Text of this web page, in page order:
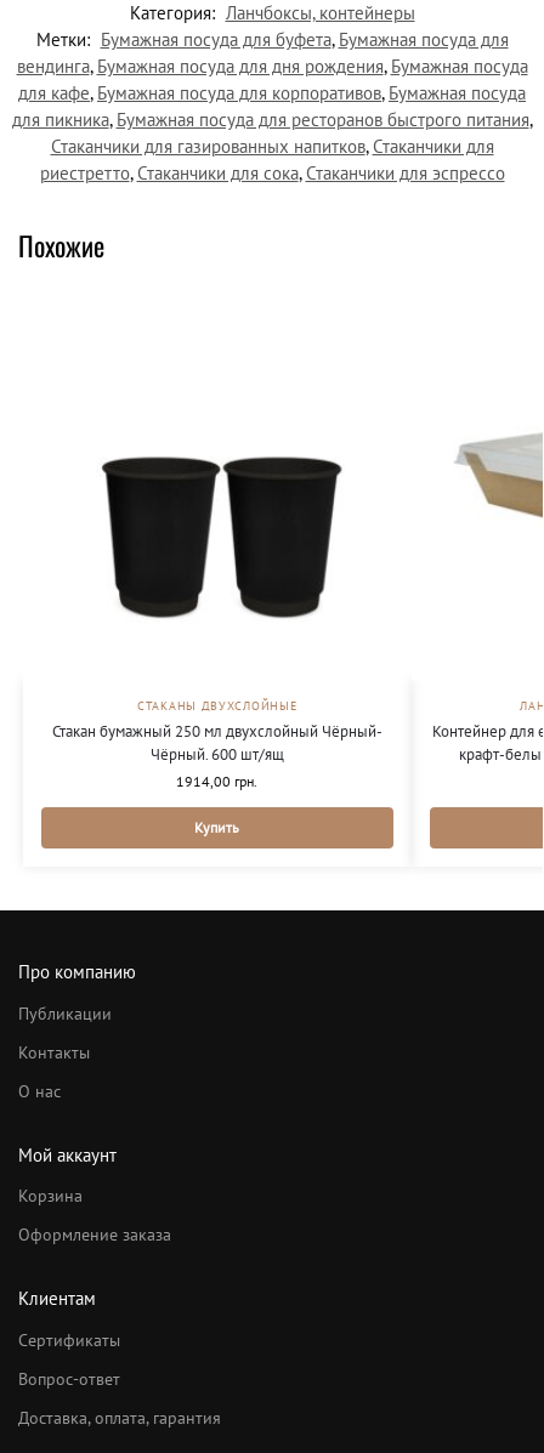
Категория: Ланчбоксы, контейнеры
Метки: Бумажная посуда для буфета, Бумажная посуда для
вендинга, Бумажная посуда для дня рождения, Бумажная посуда
для кафе, Бумажная посуда для корпоративов, Бумажная посуда
для пикника, Бумажная посуда для ресторанов быстрого питания,
Стаканчики для газированных напитков,Стаканчики для
риестретто,Стаканчики для сока,Стаканчики для эспрессо
Похожие
СТАКАНЫ ДВУХСЛОЙНЫЕ
Стакан бумажный 250 мл двухслойный Чёрный-
Чёрный. 600 шт/ящ
1914,00 грн.
Купить
Контейнер для
крафт-
Про компанию
Публикации
Контакты
О нас
Мой аккаунт
Корзина
Оформление заказа
Клиентам
Сертификаты
Вопрос-ответ
Доставка, оплата, гарантия